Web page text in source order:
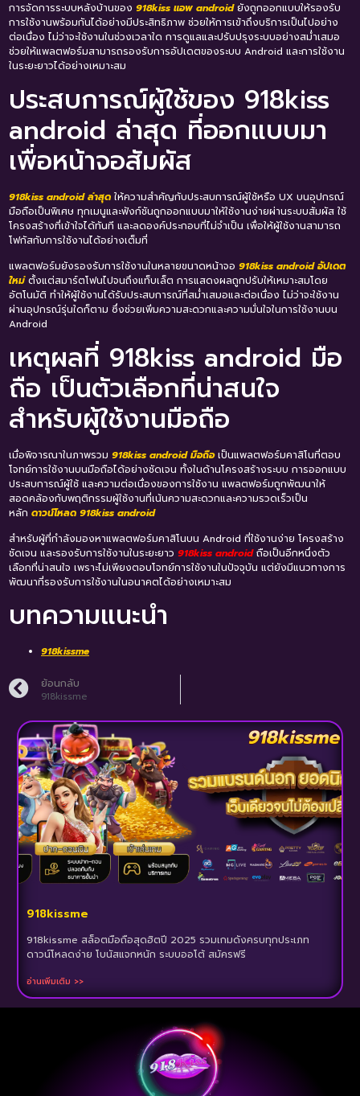
การจัดการระบบหลังบ้านของ 918kiss แอพ androidยังถูกออกแบบให้รองรับ
การใช้งานพร้อมกันได้อย่างมีประสิทธิภาพ ช่วยให้การเข้าถึงบริการเป็นไปอย่าง
ต่อเนื่อง ไม่ว่าจะใช้งานในช่วงเวลาใด การดูแลและปรับปรุงระบบอย่างสม่ำเสมอ
ช่วยให้แพลตฟอร์มสามารถรองรับการอัปเดตของระบบ Android และการใช้งาน
ในระยะยาวได้อย่างเหมาะสม
ประสบการณ์ผู้ใช้ของ 918kiss
android ล่าสุด ที่ออกแบบมา
เพื่อหน้าจอสัมผัส
918kiss android ล่าสุด ให้ความสำคัญกับประสบการณ์ผู้ใช้หรือ UX บนอุปกรณ์
มือถือเป็นพิเศษ ทุกเมนูและฟังก์ชันถูกออกแบบมาให้ใช้งานง่ายผ่านระบบสัมผัส ใช้
โครงสร้างที่เข้าใจได้ทันที และลดองค์ประกอบที่ไม่จำเป็น เพื่อให้ผู้ใช้งานสามารถ
โฟกัสกับการใช้งานได้อย่างเต็มที่
แพลตฟอร์มยังรองรับการใช้งานในหลายขนาดหน้าจอ 918kiss android อัปเดต
ใหม่ตั้งแต่สมาร์ตโฟนไปจนถึงแท็บเล็ต การแสดงผลถูกปรับให้เหมาะสมโดย
อัตโนมัติ ทำให้ผู้ใช้งานได้รับประสบการณ์ที่สม่ำเสมอและต่อเนื่อง ไม่ว่าจะใช้งาน
ผ่านอุปกรณ์รุ่นใดก็ตาม ซึ่งช่วยเพิ่มความสะดวกและความมั่นใจในการใช้งานบน
Android
เหตุผลที่ 918kiss android มือ
ถือ เป็นตัวเลือกที่น่าสนใจ
สำหรับผู้ใช้งานมือถือ
เมื่อพิจารณาในภาพรวม 918kiss android มือถือเป็นแพลตฟอร์มคาสิโนที่ตอบ
โจทย์การใช้งานบนมือถือได้อย่างชัดเจน ทั้งในด้านโครงสร้างระบบ การออกแบบ
ประสบการณ์ผู้ใช้ และความต่อเนื่องของการใช้งาน แพลตฟอร์มถูกพัฒนาให้
สอดคล้องกับพฤติกรรมผู้ใช้งานที่เน้นความสะดวกและความรวดเร็วเป็น
หลัก ดาวน์โหลด 918kiss android
สำหรับผู้ที่กำลังมองหาแพลตฟอร์มคาสิโนบน Android ที่ใช้งานง่าย โครงสร้าง
ชัดเจน และรองรับการใช้งานในระยะยาว 918kiss androidถือเป็นอีกหนึ่งตัว
เลือกที่น่าสนใจ เพราะไม่เพียงตอบโจทย์การใช้งานในปัจจุบัน แต่ยังมีแนวทางการ
พัฒนาที่รองรับการใช้งานในอนาคตได้อย่างเหมาะสม
บทความแนะนำ
918kissme
ย้อนกลับ
918kissme
918kissme
918kissme สล็อตมือถือสุดฮิตปี 2025 รวมเกมดังครบทุกประเภท
ดาวน์โหลดง่าย โบนัสแจกหนัก ระบบออโต้ สมัครฟรี
อ่านเพิ่มเติม >>